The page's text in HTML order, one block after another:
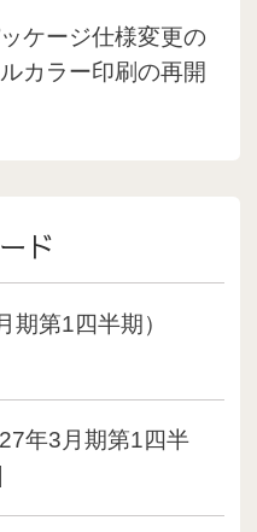
ケージ仕様変更の
カラー印刷の再開
ウインドウで開く)
ド
第1四半期）
年3月期第1四半